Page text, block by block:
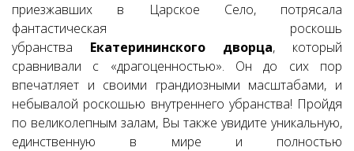
приезжавших в Царское Село, потрясала
фантастическая роскошь
убранства Екатерининского дворца, который
сравнивали с «драгоценностью». Он до сих пор
впечатляет и своими грандиозными масштабами, и
небывалой роскошью внутреннего убранства! Пройдя
по великолепным залам, Вы также увидите уникальную,
единственную в мире и полностью